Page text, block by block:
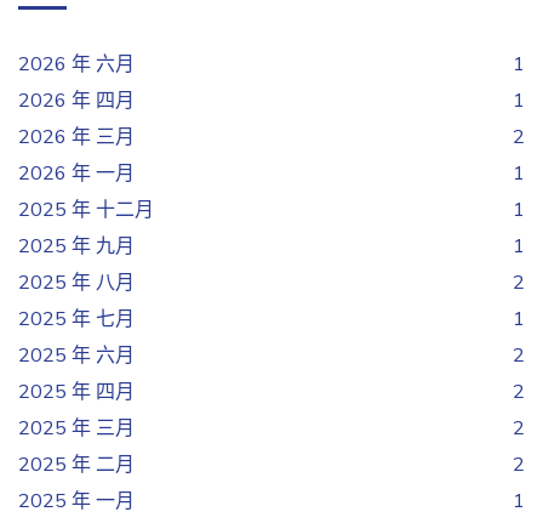
2026 年 六月
1
2026 年 四月
1
2026 年 三月
2
2026 年 一月
1
2025 年 十二月
1
2025 年 九月
1
2025 年 八月
2
2025 年 七月
1
2025 年 六月
2
2025 年 四月
2
2025 年 三月
2
2025 年 二月
2
2025 年 一月
1